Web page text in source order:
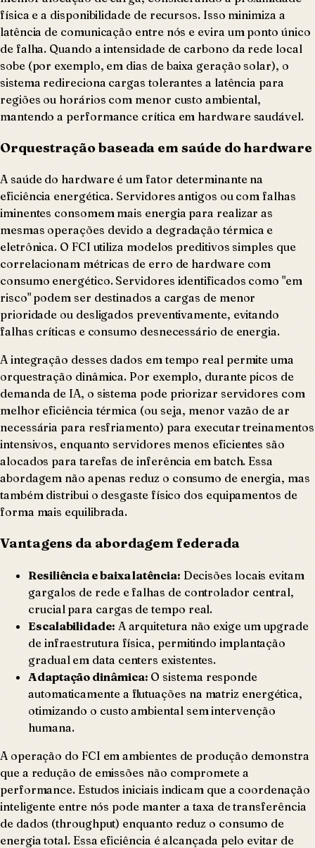
física e a disponibilidade de recursos. Isso minimiza a
latência de comunicação entre nós e evira um ponto único
de falha. Quando a intensidade de carbono da rede local
sobe (por exemplo, em dias de baixa geração solar), o
sistema redireciona cargas tolerantes a latência para
regiões ou horários com menor custo ambiental,
mantendo a performance crítica em hardware saudável.
Orquestração baseada em saúde do hardware
A saúde do hardware é um fator determinante na
eficiência energética. Servidores antigos ou com falhas
iminentes consomem mais energia para realizar as
mesmas operações devido a degradação térmica e
eletrônica. O FCI utiliza modelos preditivos simples que
correlacionam métricas de erro de hardware com
consumo energético. Servidores identificados como "em
risco" podem ser destinados a cargas de menor
prioridade ou desligados preventivamente, evitando
falhas críticas e consumo desnecessário de energia.
A integração desses dados em tempo real permite uma
orquestração dinâmica. Por exemplo, durante picos de
demanda de IA, o sistema pode priorizar servidores com
melhor eficiência térmica (ou seja, menor vazão de ar
necessária para resfriamento) para executar treinamentos
intensivos, enquanto servidores menos eficientes são
alocados para tarefas de inferência em batch. Essa
abordagem não apenas reduz o consumo de energia, mas
também distribui o desgaste físico dos equipamentos de
forma mais equilibrada.
Vantagens da abordagem federada
Resiliência e baixa latência: Decisões locais evitam
gargalos de rede e falhas de controlador central,
crucial para cargas de tempo real.
Escalabilidade: A arquitetura não exige um upgrade
de infraestrutura física, permitindo implantação
gradual em data centers existentes.
Adaptação dinâmica: O sistema responde
automaticamente a flutuações na matriz energética,
otimizando o custo ambiental sem intervenção
humana.
A operação do FCI em ambientes de produção demonstra
que a redução de emissões não compromete a
performance. Estudos iniciais indicam que a coordenação
inteligente entre nós pode manter a taxa de transferência
de dados (throughput) enquanto reduz o consumo de
energia total. Essa eficiência é alcançada pelo evitar de